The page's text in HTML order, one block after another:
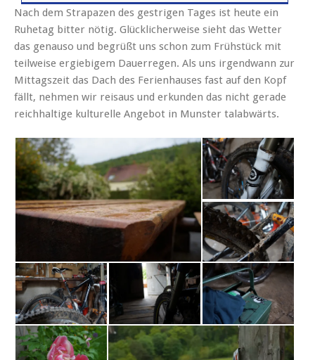
Nach dem Strapazen des gestrigen Tages ist heute ein
Ruhetag bitter nötig. Glücklicherweise sieht das Wetter
das genauso und begrüßt uns schon zum Frühstück mit
teilweise ergiebigem Dauerregen. Als uns irgendwann zur
Mittagszeit das Dach des Ferienhauses fast auf den Kopf
fällt, nehmen wir reisaus und erkunden das nicht gerade
reichhaltige kulturelle Angebot in Munster talabwärts.